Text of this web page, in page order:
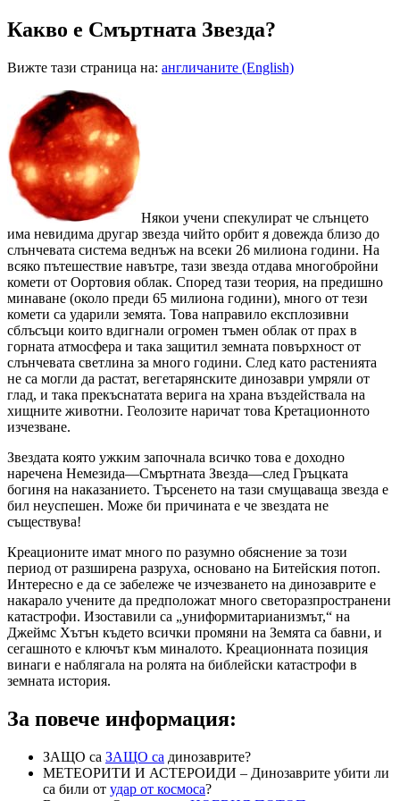
Какво е Смъртната Звезда?
Вижте тази страница на: англичаните (English)
Някои учени спекулират че слънцето
има невидима другар звезда чийто орбит я довежда близо до
слънчевата система веднъж на всеки 26 милиона години. На
всяко пътешествие навътре, тази звезда отдава многобройни
комети от Оортовия облак. Според тази теория, на предишно
минаване (около преди 65 милиона години), много от тези
комети са ударили земята. Това направило експлозивни
сблъсъци които вдигнали огромен тъмен облак от прах в
горната атмосфера и така защитил земната повърхност от
слънчевата светлина за много години. След като растенията
не са могли да растат, вегетарянските динозаври умряли от
глад, и така прекъснатата верига на храна въздействала на
хищните животни. Геолозите наричат това Кретационното
изчезване.
Звездата която ужким започнала всичко това е доходно
наречена Немезида—Смъртната Звезда—след Гръцката
богиня на наказанието. Търсенето на тази смущаваща звезда е
бил неуспешен. Може би причината е че звездата не
съществува!
Креационите имат много по разумно обяснение за този
период от разширена разруха, основано на Битейския потоп.
Интересно е да се забележе че изчезването на динозаврите е
накарало учените да предположат много светоразпространени
катастрофи. Изоставили са „униформитарианизмът,“ на
Джеймс Хътън където всички промяни на Земята са бавни, и
сегашното е ключът към миналото. Креационната позиция
винаги е наблягала на ролята на библейски катастрофи в
земната история.
За повече информация:
ЗАЩО са ЗАЩО са динозаврите?
МЕТЕОРИТИ И АСТЕРОИДИ – Динозаврите убити ли
са били от удар от космоса?